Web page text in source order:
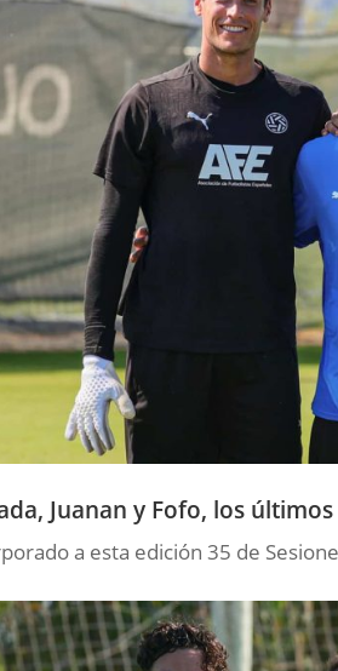
Juanan y Fofo, los
a esta edición 35 de